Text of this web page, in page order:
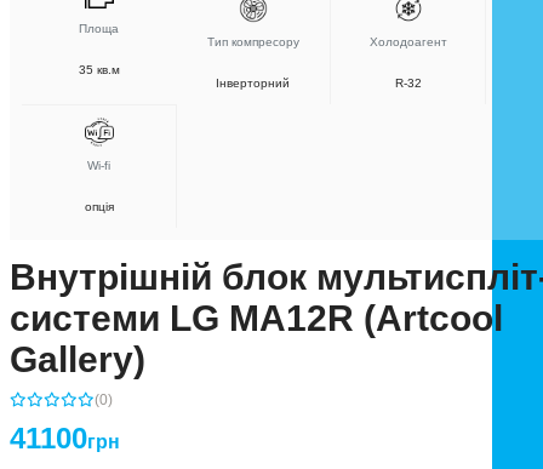
Площа
35 кв.м
Тип компресору
Інверторний
Холодоагент
R-32
Wi-fi
опція
Внутрішній блок
системи LG MA12R (Artcool
Gallery)
(0)
41100грн